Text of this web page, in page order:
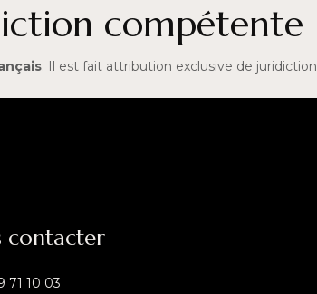
compétente
. Il est fait attribution exclusive de
contacter
71 10 03